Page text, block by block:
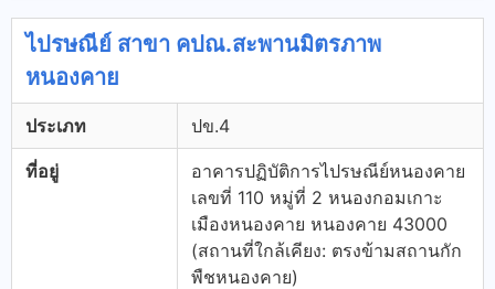
ไปรษณีย์ สาขา คปณ.สะพานมิตรภาพ
หนองคาย
ประเภท ปข.4
ที่อยู่
อาคารปฏิบัติการไปรษณีย์หนองคาย
เลขที่ 110 หมู่ที่ 2 หนองกอมเกาะ
เมืองหนองคาย หนองคาย 43000
(สถานที่ใกล้เคียง: ตรงข้ามสถานกัก
พืชหนองคาย)